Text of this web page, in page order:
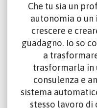
Che tu sia un
autonomia o
crescere e
guadagno. Io so
a
trasformarla in
consulenza e
sistema
stesso lavoro